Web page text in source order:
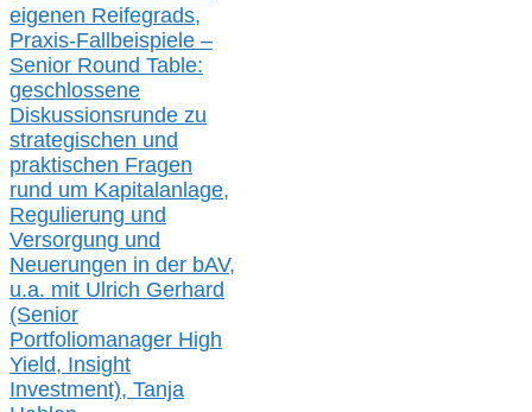
eigenen Reifegrads,
Praxis-Fallbeispiele –
Senior Round Table:
geschlossene
Diskussionsrunde zu
strategischen und
praktischen Fragen
rund um Kapitalanlage,
Regulierung und
Versorgung und
Neuerungen in der bAV,
u.a. mit Ulrich Gerhard
(Senior
Portfoliomanager High
Yield, Insight
Investment), Tanja